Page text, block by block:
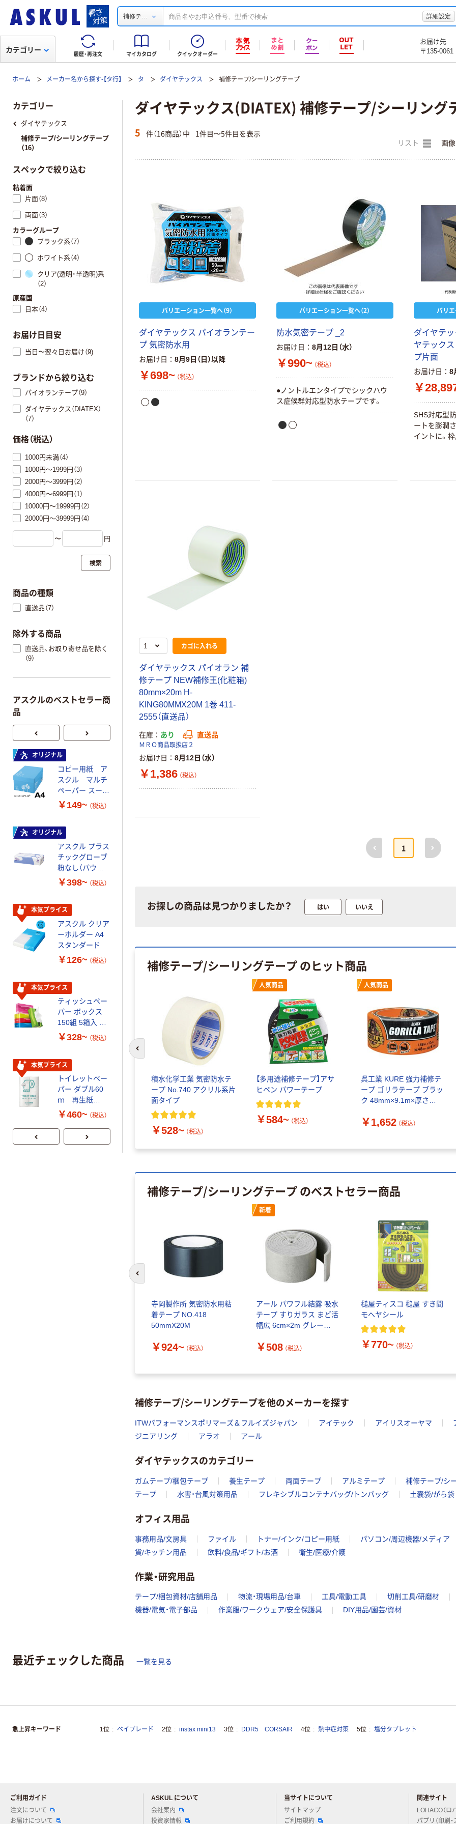
補修テ... 詳細設定
履歴・再注文 マイカタログ クイックオーダー
お届け先
〒135-0061
カテゴリー
ホーム メーカー名から探す-【タ行】 タ ダイヤテックス 補修テープ/シーリングテープ
ダイヤテックス(DIATEX) 補修テープ/シーリング
5 件（16商品）中 1件目〜5件目を表示
リスト 画像
バリエーション一覧へ（9）
ダイヤテックス パイオランテー
プ 気密防水用
お届け日 8月9日（日）以降
￥698~ （税込）
バリエーション一覧へ（2）
防水気密テープ _2
お届け日 8月12日（水）
￥990~ （税込）
●ノントルエンタイプでシックハウ
ス症候群対応型防水テープです。
バリエ
ダイヤテッ
ヤテック
プ片面
お届け日 8
￥
SHS対応型
ートを膨潤
イントに。
カゴに入れる
ダイヤテックス パイオラン 補
修テープ NEW補修王(化粧箱)
80mm×20m H-
KING80MMX20M 1巻 411-
2555（直送品）
在庫 あり 直送品
ＭＲＯ商品取扱店２
お届け日 8月12日（水）
￥1,386 （税込）
前へ
1
次へ
お探しの商品は見つかりましたか？ はい いいえ
補修テープ/シーリングテープ のヒット商品
ポン
人気商品
アサダ シールテープ 配管
用 幅13mm×長さ15m
R50356 1セット（10巻：
10巻入×1箱） 292-5168
(5)
￥1,399
積水化学工業 気密防水テ
ープ No.740 アクリル系片
面タイプ
￥528~ （税込）
人気商品
【多用途補修テープ】アサ
ヒペン パワーテープ
￥584~ （税込）
人気商品
呉工業 KURE 強力補修テ
ープ ゴリラテープ ブラッ
ク 48mm×9.1m×厚さ
巻) 694-6391（直送品）
￥1,652 （税込）
前のスライドへ
補修テープ/シーリングテープ のベストセラー商品
寺岡製作所 気密防水用粘
着テープ NO.418
50mmX20M
￥924~ （税込）
新着
アール パワフル結露 吸水
テープ すりガラス まど活
幅広 6cm×2m グレー
￥508 （税込）
槌屋ティスコ 槌屋 すき間
モヘヤシール
￥770~ （税込）
前のスライドへ
補修テープ/シーリングテープを他のメーカーを探す
ITWパフォーマンスポリマーズ＆フルイズジャパン アイテック アイリスオーヤマ
ジニアリング
アラオ アール
ダイヤテックスのカテゴリー
ガムテープ/梱包テープ 養生テープ 両面テープ アルミテープ 補修テープ/シ
テープ
水害・台風対策用品 フレキシブルコンテナバッグ/トンバッグ 土嚢袋/がら袋
オフィス用品
事務用品/文房具 ファイル トナー/インク/コピー用紙 パソコン/周辺機器/メディア
貨/キッチン用品
飲料/食品/ギフト/お酒 衛生/医療/介護
作業・研究用品
テープ/梱包資材/店舗用品 物流・現場用品/台車 工具/電動工具 切削工具/研磨材
機器/電気・電子部品
作業服/ワークウェア/安全保護具 DIY用品/園芸/資材
カテゴリー
ダイヤテックス
補修テープ/シーリングテープ
（16）
スペックで絞り込む
粘着面
片面（8）
両面（3）
カラーグループ
ブラック系（7）
ホワイト系（4）
クリア(透明・半透明)系
（2）
原産国
日本（4）
お届け日目安
当日〜翌々日お届け（9)
ブランドから絞り込む
パイオランテープ（9）
ダイヤテックス（DIATEX）
（7）
価格（税込）
1000円未満（4）
1000円～1999円（3）
2000円～3999円（2）
4000円～6999円（1）
10000円～19999円（2）
20000円～39999円（4）
〜 円
検索
商品の種類
直送品（7）
除外する商品
直送品、お取り寄せ品を除く
（9）
アスクルのベストセラー商
品
オリジナル
コピー用紙 ア
スクル マルチ
ペーパー スーパ
ーホワイト+
￥149~ （税込）
オリジナル
アスクル プラス
チックグローブ
粉なし（パウダ
ーフリー）
￥398~ （税込）
本気プライス
アスクル クリア
ーホルダー A4
スタンダード
￥126~ （税込）
本気プライス
ティッシュペー
パー ボックス
150組 5箱入 ア
スクル スマート
証
￥328~ （税込）
本気プライス
トイレットペー
パー ダブル60
ｍ 再生紙
100% 6ロール
芯あり FSC認
証
￥460~ （税込）
本気プライス
ペーパータオル
中判 再生紙
100％ 200枚
本気プライス
いマスク
￥458~ （税込）
アスクル プラ
スチックグロー
ブ 薄手 粉な
し（パウダーフ
￥298~ （税込）
嬬恋銘水 ナチュ
ラルミネラルウ
ォーター 500ml
キャップシール
付き／2Lラベル
レス 10本
￥1,037~
（税込）
本気プライス
ップ
￥374~ （税込）
本気プライス
蛍光オプテック
ス1(アスクル限
定モデル) 蛍光
ペン ゼブラ
￥52~ （税込）
オリジナル
スズラン 酒精綿
G バルクタイプ
指定医薬部外品
￥140~
【アスクル限定】
ファーストレイ
本気プライス
再生紙 200枚
本気プライス
パー ボックス
モカ 200組 5個
アスクル オリジ
ナルティッシュ
PEFC認証
￥428~ （税込）
アスクル トイ
レのおそうじシ
ート 大王製紙
レクリーナー
最近チェックした商品 一覧を見る
急上昇キーワード 1位 ベイブレード 2位 instax mini13 3位 DDR5 CORSAIR 4位 熱中症対策 5位 塩分タブレット
ご利用ガイド
注文について
お届けについて
ASKUL について
会社案内
投資家情報
当サイトについて
サイトマップ
ご利用規約
関連サイト
LOHACO（ロ
パプリ（印刷・